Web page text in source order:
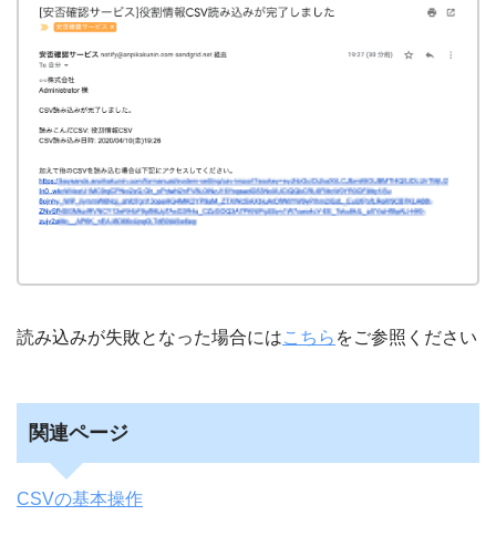
読み込みが失敗となった場合にはこちら をご参照ください
関連ページ
CSVの基本操作